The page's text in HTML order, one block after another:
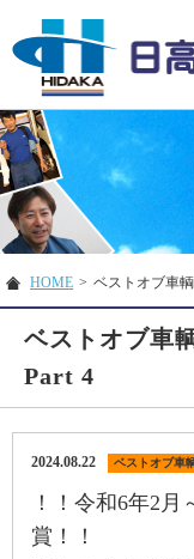
HOME > ベストオブ車
ベストオブ車
Part 4
2024.08.22 ベストオブ車
！！令和6年2月
賞！！